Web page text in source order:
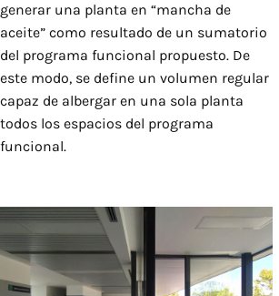
generar una planta en “mancha de
aceite” como resultado de un sumatorio
del programa funcional propuesto. De
este modo, se define un volumen regular
capaz de albergar en una sola planta
todos los espacios del programa
funcional.